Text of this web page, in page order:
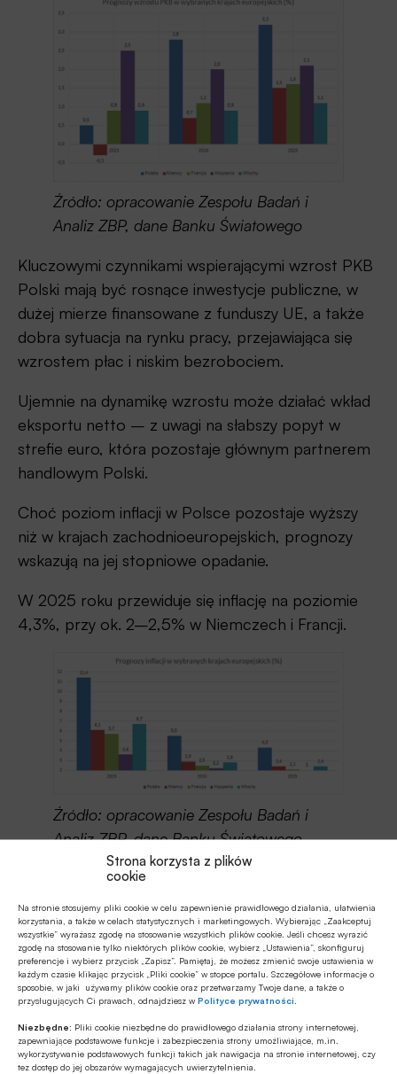
Strona korzysta z plików
cookie
Na stronie stosujemy pliki cookie w celu zapewnienie prawidłowego działania, ułatwienia
korzystania, a także w celach statystycznych i marketingowych. Wybierając „Zaakceptuj
wszystkie” wyrażasz zgodę na stosowanie wszystkich plików cookie. Jeśli chcesz wyrazić
zgodę na stosowanie tylko niektórych plików cookie, wybierz „Ustawienia”, skonfiguruj
preferencje i wybierz przycisk „Zapisz”. Pamiętaj, że możesz zmienić swoje ustawienia w
każdym czasie klikając przycisk „Pliki cookie” w stopce portalu. Szczegółowe informacje o
sposobie, w jaki używamy plików cookie oraz przetwarzamy Twoje dane, a także o
przysługujących Ci prawach, odnajdziesz wPolityce prywatności
Niezbędne: Pliki cookie niezbędne do prawidłowego działania strony internetowej,
zapewniające podstawowe funkcje i zabezpieczenia strony umożliwiające, m.in.
wykorzystywanie podstawowych funkcji takich jak nawigacja na stronie internetowej, czy
tez dostęp do jej obszarów wymagających uwierzytelnienia.
Źródło: opracowanie Zespołu Badań i
Analiz ZBP, dane Banku Światowego
Kluczowymi czynnikami wspierającymi wzrost PKB
Polski mają być rosnące inwestycje publiczne, w
dużej mierze finansowane z funduszy UE, a także
dobra sytuacja na rynku pracy, przejawiająca się
wzrostem płac i niskim bezrobociem.
Ujemnie na dynamikę wzrostu może działać wkład
eksportu netto – z uwagi na słabszy popyt w
strefie euro, która pozostaje głównym partnerem
handlowym Polski.
Choć poziom inflacji w Polsce pozostaje wyższy
niż w krajach zachodnioeuropejskich, prognozy
wskazują na jej stopniowe opadanie.
W 2025 roku przewiduje się inflację na poziomie
4,3%, przy ok. 2–2,5% w Niemczech i Francji.
Źródło: opracowanie Zespołu Badań i
Analiz ZBP, dane Banku Światowego
Zgodnie z szacunkami Banku Światowego, w 2025
roku możemy liczyć na odbicie inwestycji w Polsce
– do poziomu ponad 21% PKB.
Kluczowe znaczenie dla podtrzymania dynamiki
wzrostu w Polsce będzie miało skuteczne
w obszarze transformacji energetycznej i
modernizacji infrastruktury.